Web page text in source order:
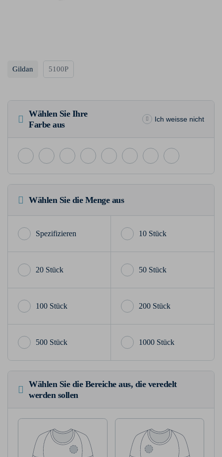
Gildan 5100P
Wählen Sie Ihre
Farbe aus
Ich weisse nicht
Wählen Sie die Menge aus
10 Stück
20 Stück 50 Stück
100 Stück 200 Stück
500 Stück 1000 Stück
Wählen Sie die Bereiche aus, die veredelt
werden sollen